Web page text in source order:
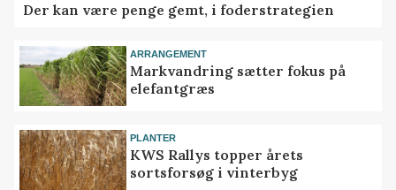
Der kan være penge gemt, i foderstrategien
ARRANGEMENT
Markvandring sætter fokus på
elefantgræs
PLANTER
KWS Rallys topper årets
sortsforsøg i vinterbyg